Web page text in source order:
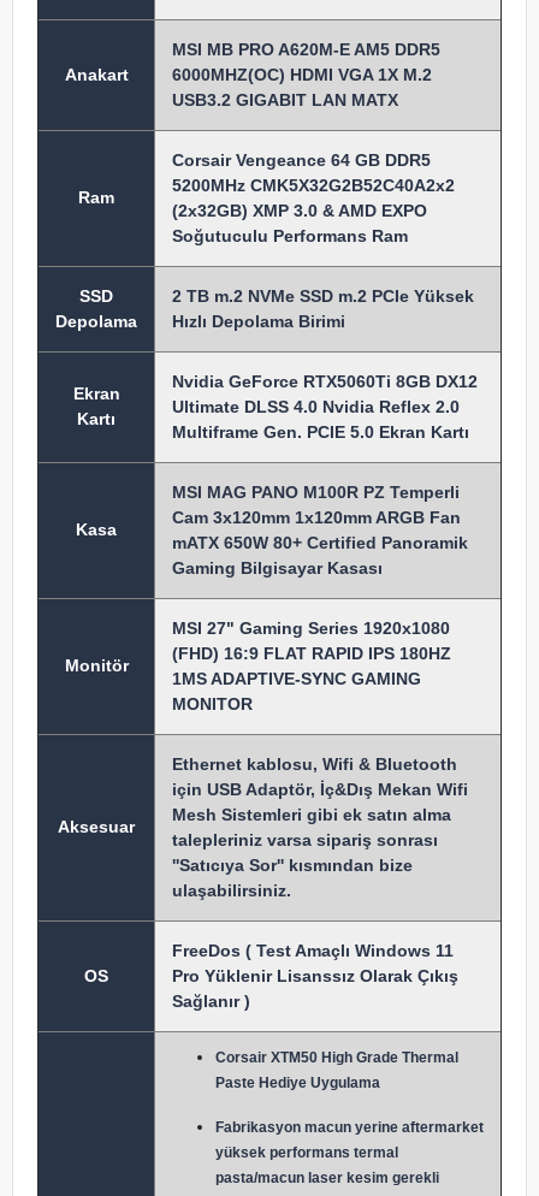
Anakart
MSI MB PRO A620M-E AM5 DDR5
6000MHZ(OC) HDMI VGA 1X M.2
USB3.2 GIGABIT LAN MATX
Ram
Corsair Vengeance 64 GB DDR5
5200MHz CMK5X32G2B52C40A2x2
(2x32GB) XMP 3.0 & AMD EXPO
Soğutuculu Performans Ram
SSD
Depolama
2 TB m.2 NVMe SSD m.2 PCIe Yüksek
Hızlı Depolama Birimi
Ekran
Kartı
Nvidia GeForce RTX5060Ti 8GB DX12
Ultimate DLSS 4.0 Nvidia Reflex 2.0
Multiframe Gen. PCIE 5.0 Ekran Kartı
Kasa
MSI MAG PANO M100R PZ Temperli
Cam 3x120mm 1x120mm ARGB Fan
mATX 650W 80+ Certified Panoramik
Gaming Bilgisayar Kasası
Monitör
MSI 27" Gaming Series 1920x1080
(FHD) 16:9 FLAT RAPID IPS 180HZ
1MS ADAPTIVE-SYNC GAMING
MONITOR
Aksesuar
Ethernet kablosu, Wifi & Bluetooth
için USB Adaptör, İç&Dış Mekan Wifi
Mesh Sistemleri gibi ek satın alma
talepleriniz varsa sipariş sonrası
''Satıcıya Sor'' kısmından bize
ulaşabilirsiniz.
OS
FreeDos ( Test Amaçlı Windows 11
Pro Yüklenir Lisanssız Olarak Çıkış
Sağlanır )
Corsair XTM50 High Grade Thermal
Paste Hediye Uygulama
Fabrikasyon macun yerine aftermarket
yüksek performans termal
pasta/macun laser kesim gerekli